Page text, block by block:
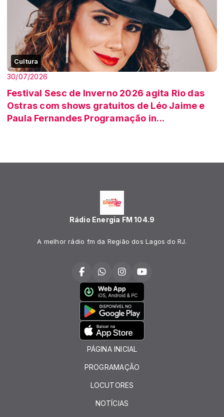
Cultura
30/07/2026
Festival Sesc de Inverno 2026 agita Rio das
Ostras com shows gratuitos de Léo Jaime e
Paula Fernandes Programação in...
Rádio Energia FM 104.9
A melhor rádio fm da Região dos Lagos do RJ.
PÁGINA INICIAL
PROGRAMAÇÃO
LOCUTORES
NOTÍCIAS